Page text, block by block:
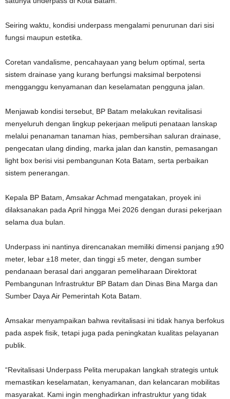
Seiring waktu, kondisi underpass mengalami penurunan dari sisi
fungsi maupun estetika.
Coretan vandalisme, pencahayaan yang belum optimal, serta
sistem drainase yang kurang berfungsi maksimal berpotensi
mengganggu kenyamanan dan keselamatan pengguna jalan.
Menjawab kondisi tersebut, BP Batam melakukan revitalisasi
menyeluruh dengan lingkup pekerjaan meliputi penataan lanskap
melalui penanaman tanaman hias, pembersihan saluran drainase,
pengecatan ulang dinding, marka jalan dan kanstin, pemasangan
light box berisi visi pembangunan Kota Batam, serta perbaikan
sistem penerangan.
Kepala BP Batam, Amsakar Achmad mengatakan, proyek ini
dilaksanakan pada April hingga Mei 2026 dengan durasi pekerjaan
selama dua bulan.
Underpass ini nantinya direncanakan memiliki dimensi panjang ±90
meter, lebar ±18 meter, dan tinggi ±5 meter, dengan sumber
pendanaan berasal dari anggaran pemeliharaan Direktorat
Pembangunan Infrastruktur BP Batam dan Dinas Bina Marga dan
Sumber Daya Air Pemerintah Kota Batam.
Amsakar menyampaikan bahwa revitalisasi ini tidak hanya berfokus
pada aspek fisik, tetapi juga pada peningkatan kualitas pelayanan
publik.
“Revitalisasi Underpass Pelita merupakan langkah strategis untuk
memastikan keselamatan, kenyamanan, dan kelancaran mobilitas
masyarakat. Kami ingin menghadirkan infrastruktur yang tidak